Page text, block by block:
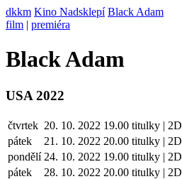
dkkm Kino Nadsklepí Black Adam
film | premiéra
Black Adam
USA 2022
čtvrtek 20. 10. 2022 19.00 titulky | 2D
pátek
21. 10. 2022 20.00 titulky | 2D
pondělí 24. 10. 2022 19.00 titulky | 2D
pátek
28. 10. 2022 20.00 titulky | 2D